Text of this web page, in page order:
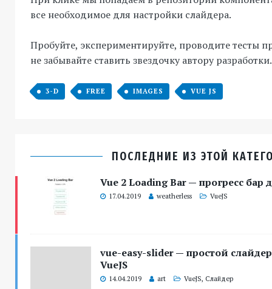
все необходимое для настройки слайдера.
Пробуйте, экспериментируйте, проводите тесты
не забывайте ставить звездочку автору
3-D FREE IMAGES VUE JS
ПОСЛЕДНИЕ ИЗ ЭТОЙ
Vue 2 Loading Bar — прогресс бар
17.04.2019 weatherless VueJS
vue-easy-slider — простой
VueJS
14.04.2019 art VueJS, Слайдер